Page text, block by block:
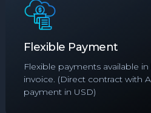
Flexible Payment
Flexible payments available
invoice. (Direct contract with
payment in USD)